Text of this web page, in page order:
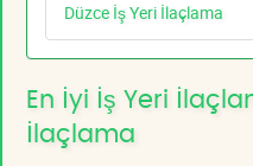
Düzce İş Yeri İlaçlama
En İyi İş Yeri
İlaçlama